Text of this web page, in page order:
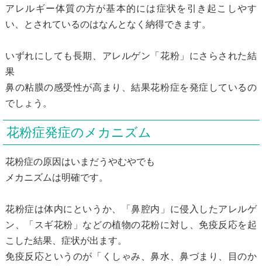
アレルギー体質の方が基本的には症状を引き起こしやす
い、とされているのはなんとなく納得できます。
いずれにしても長期、アレルゲン「花粉」にさらされた結
果
鼻の粘膜の感受性が高まり、結果花粉症を発症しているの
でしょう。
花粉症発症のメカニズム
花粉症の原因はいまだうやむやでも
メカニズムは明確です。
花粉症は体内にというか、「鼻腔内」に侵入したアレルゲ
ン、「スギ花粉」などの植物の花粉に対し、免疫反応を起
こした結果、症状が出ます。
免疫反応というのが「くしゃみ、鼻水、鼻づまり、目のか